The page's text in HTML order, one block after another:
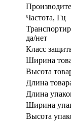
Частота, Гц
да/нет
Класс
Ширина
Высота
Длина
Длина
Ширина
Высота